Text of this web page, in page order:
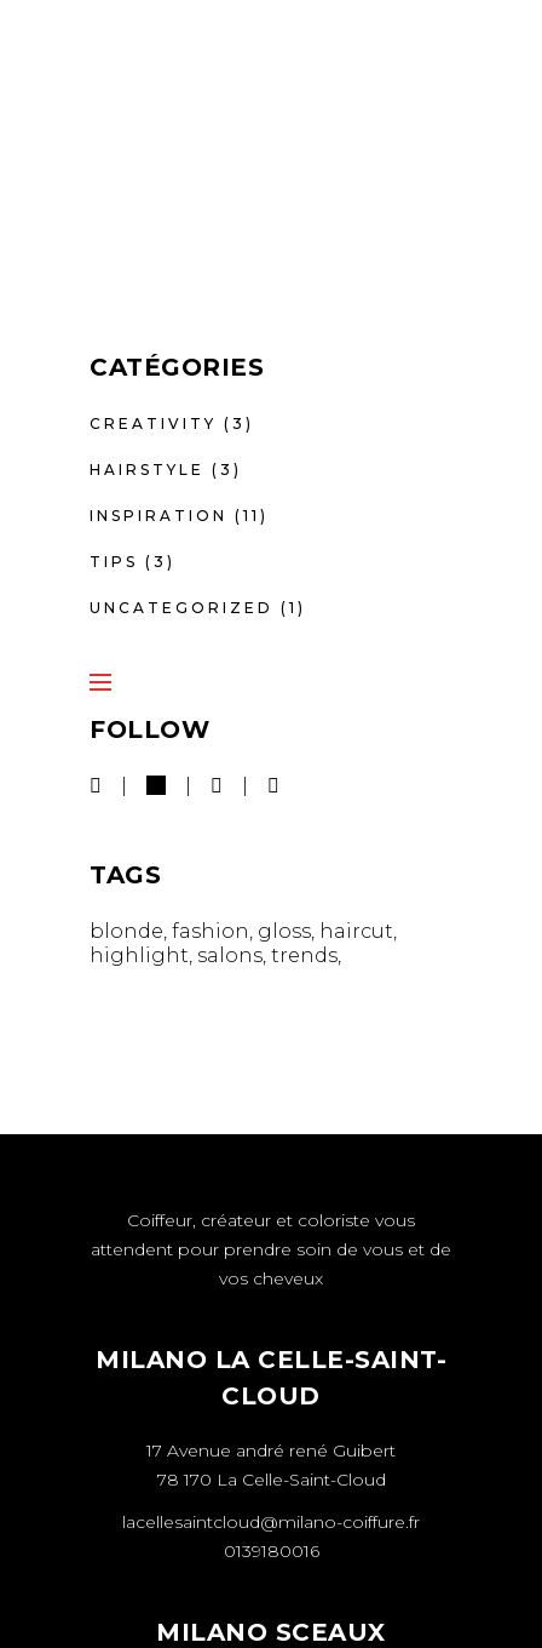
CATÉGORIES
CREATIVITY (3)
HAIRSTYLE (3)
INSPIRATION (11)
TIPS (3)
UNCATEGORIZED (1)
FOLLOW
TAGS
blonde fashion gloss haircut
highlight salons trends
Coiffeur, créateur et coloriste vous
attendent pour prendre soin de vous et de
vos cheveux
MILANO LA CELLE-SAINT-
CLOUD
17 Avenue andré rené Guibert
78 170 La Celle-Saint-Cloud
lacellesaintcloud@milano-coiffure.fr
0139180016
MILANO SCEAUX